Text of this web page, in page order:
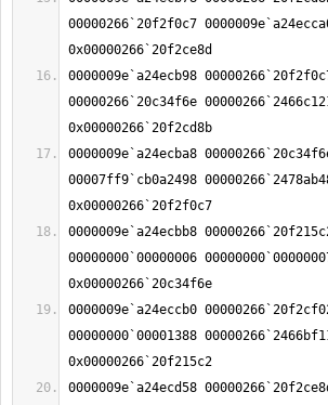
00000266`20f2f0c7
0000009e`a24ecb98
00000266`20c34f6e
0000009e`a24ecba8
00007ff9`cb0a2498
0000009e`a24ecbb8
00000000`00000006
0000009e`a24eccb0
00000000`00001388
0000009e`a24ecd58